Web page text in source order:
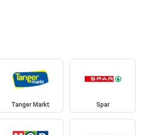
Tanger Markt Spar